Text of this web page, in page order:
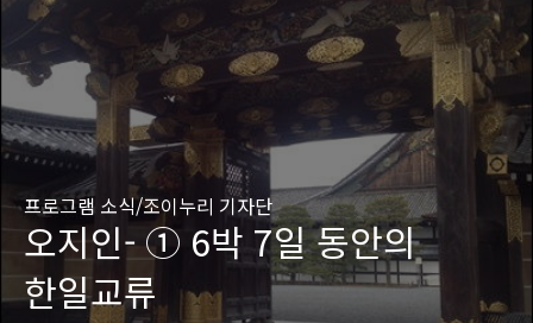
프로그램 소식/조이누리 기자단
오지인- ① 6박 7일 동안의
한일교류